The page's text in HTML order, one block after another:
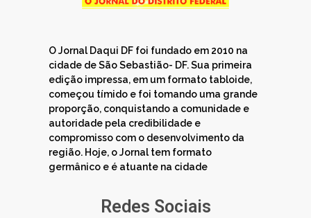
O Jornal Daqui DF foi fundado em 2010 na
cidade de São Sebastião- DF. Sua primeira
edição impressa, em um formato tabloide,
começou tímido e foi tomando uma grande
proporção, conquistando a comunidade e
autoridade pela credibilidade e
compromisso com o desenvolvimento da
região. Hoje, o Jornal tem formato
germânico e é atuante na cidade
Redes Sociais